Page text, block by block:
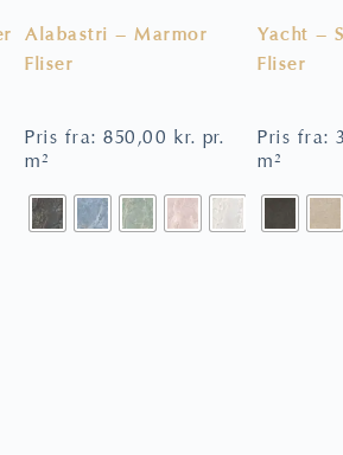
Alabastri – Marmor
Fliser
Pris fra:850,00 kr. pr.
m²
Yacht –
Fliser
Pris fra:
m²